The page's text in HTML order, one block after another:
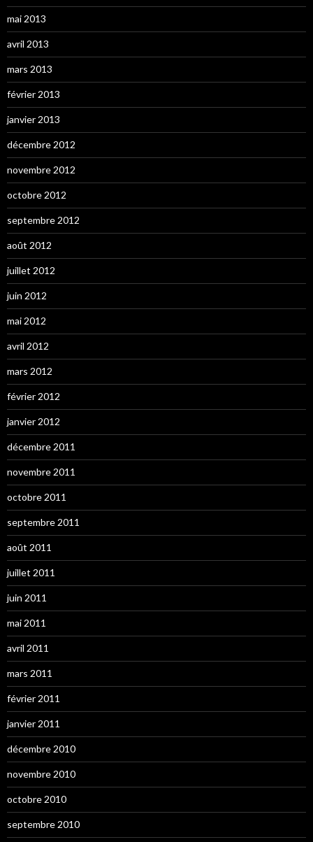
mai 2013
avril 2013
mars 2013
février 2013
janvier 2013
décembre 2012
novembre 2012
octobre 2012
septembre 2012
août 2012
juillet 2012
juin 2012
mai 2012
avril 2012
mars 2012
février 2012
janvier 2012
décembre 2011
novembre 2011
octobre 2011
septembre 2011
août 2011
juillet 2011
juin 2011
mai 2011
avril 2011
mars 2011
février 2011
janvier 2011
décembre 2010
novembre 2010
octobre 2010
septembre 2010